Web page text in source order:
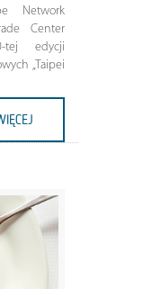
Network
Center
tej edycji
„Taipei